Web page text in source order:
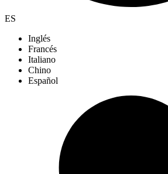
ES
Inglés
Francés
Italiano
Chino
Español